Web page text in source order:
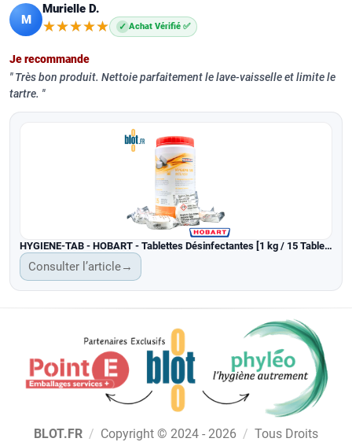
M
Murielle D.
★★★★★
★★★★★ ✓ Achat Vérifié ✅
Je recommande
Très bon produit. Nettoie parfaitement le lave-vaisselle et limite le
tartre.
HYGIENE-TAB - HOBART - Tablettes Désinfectantes [1 kg / 15 Tablettes]
Consulter l’article→
BLOT.FR / Copyright © 2024 - 2026 / Tous Droits